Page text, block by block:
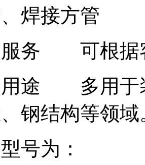
焊接方管
可根据客
多用于装
钢结构等领域
为：